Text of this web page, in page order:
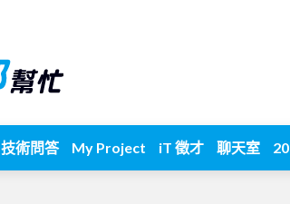
技術問答 My Project iT 徵才 聊天室